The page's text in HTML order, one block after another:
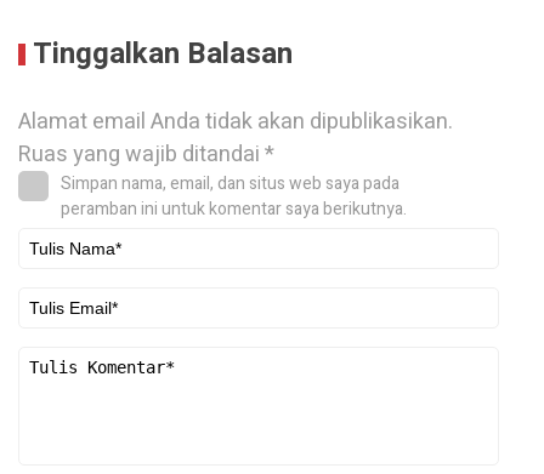
Tinggalkan Balasan
Alamat email Anda tidak akan dipublikasikan.
Ruas yang wajib ditandai*
Simpan nama, email, dan situs web saya pada
peramban ini untuk komentar saya berikutnya.